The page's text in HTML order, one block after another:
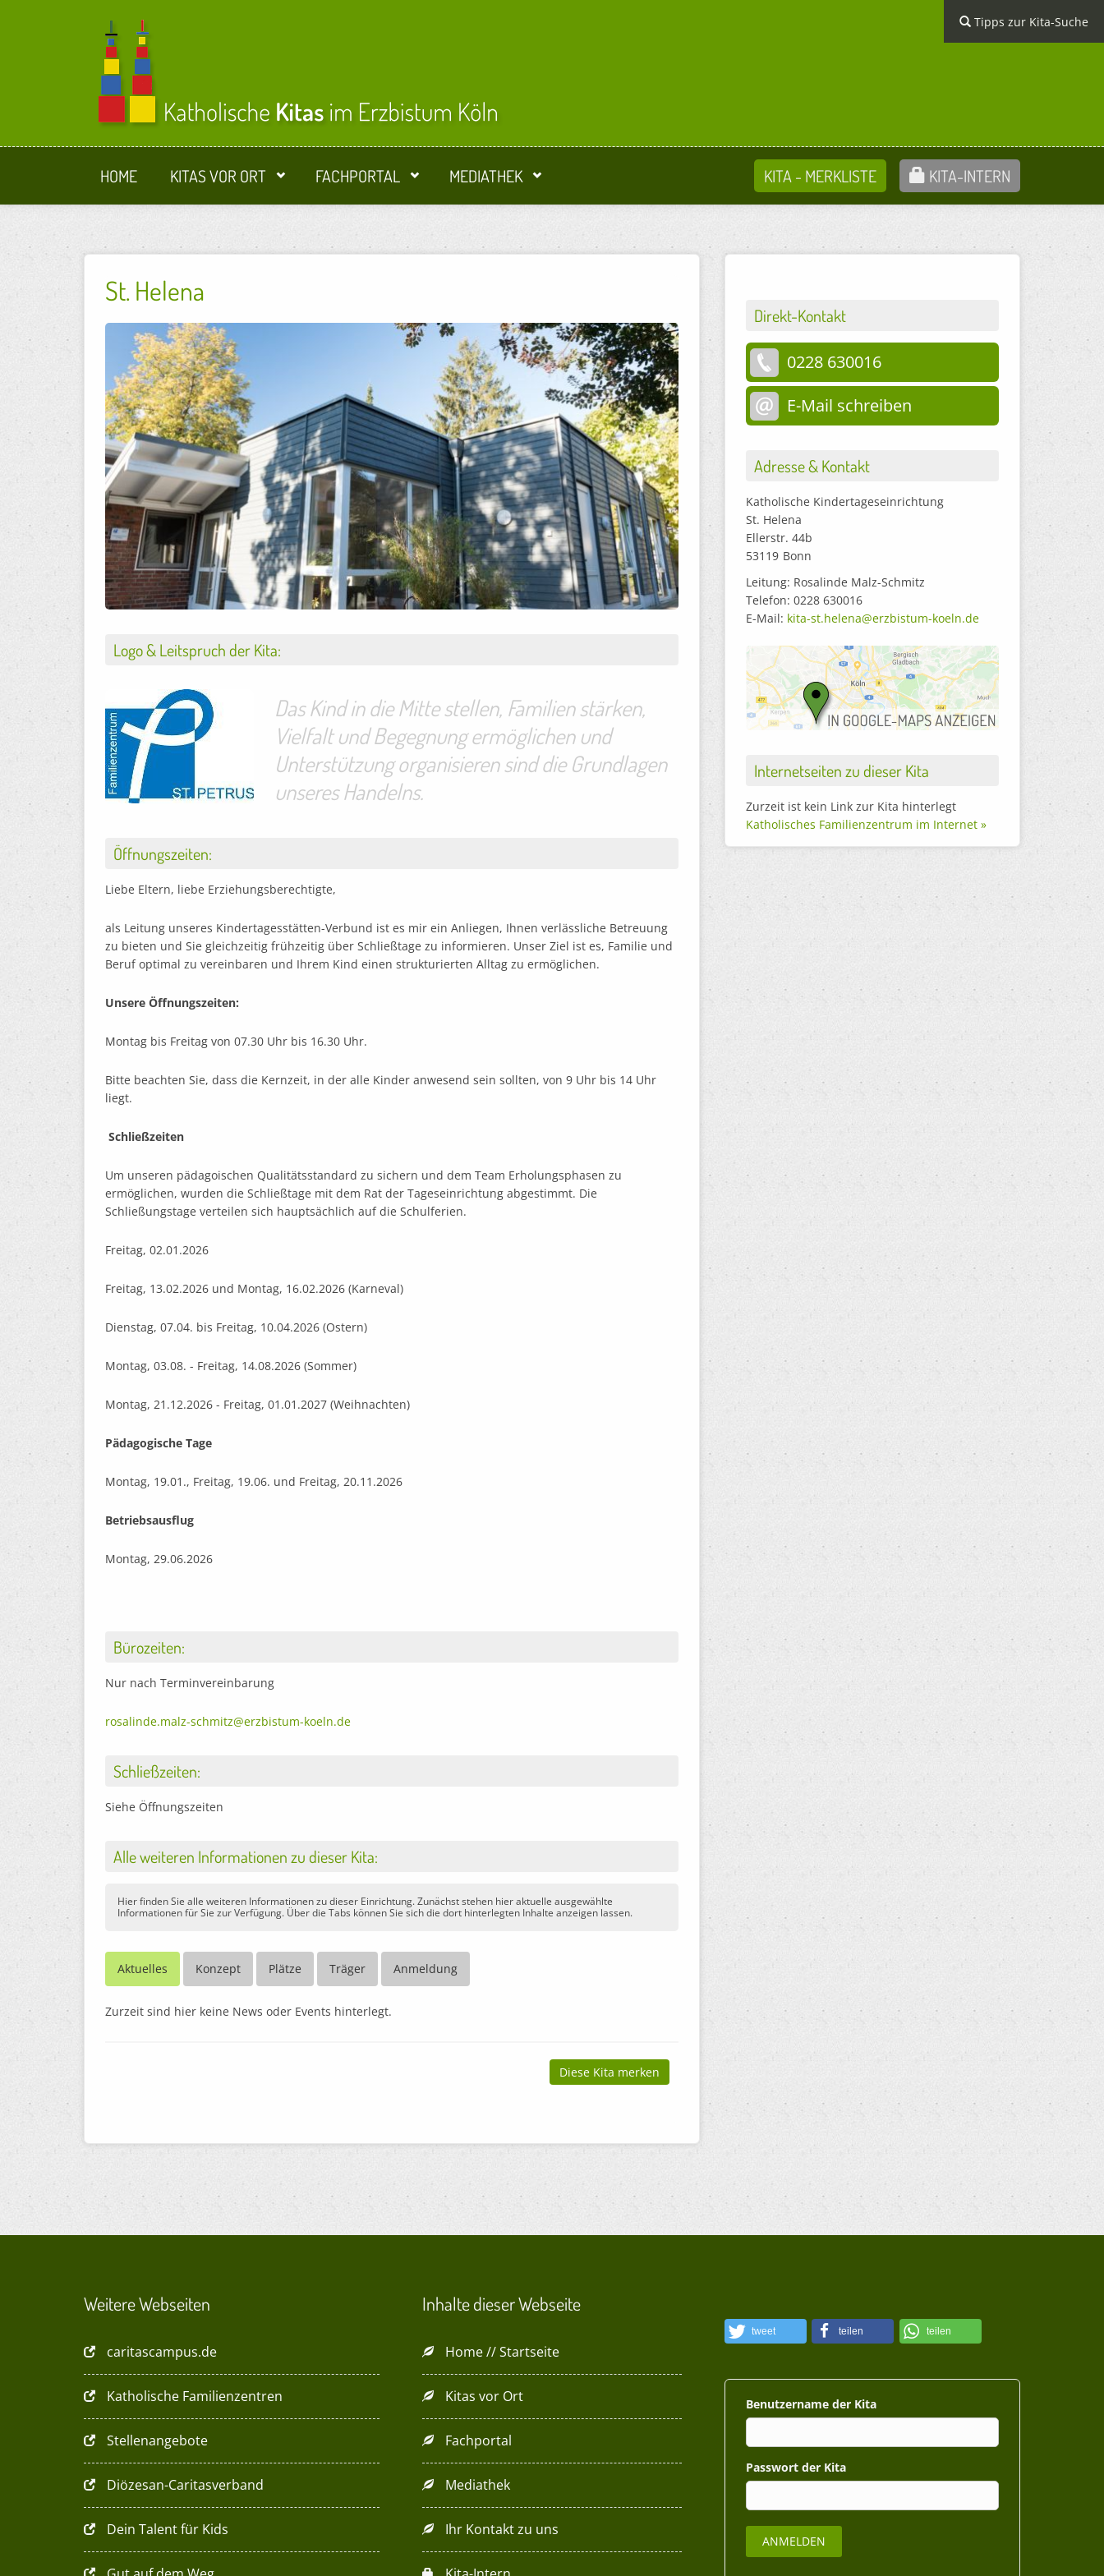
Tipps zur Kita-Suche
HOME KITAS VOR ORT FACHPORTAL MEDIATHEK KITA-INTERN
KITA - MERKLISTE
Direkt-Kontakt
0228 630016
E-Mail schreiben
Adresse & Kontakt
Katholische Kindertageseinrichtung
St. Helena
Ellerstr. 44b
53119 Bonn
Leitung: Rosalinde Malz-Schmitz
Telefon: 0228 630016
E-Mail: kita-st.helena@erzbistum-koeln.de
Internetseiten zu dieser Kita
Zurzeit ist kein Link zur Kita hinterlegt
Katholisches Familienzentrum im Internet »
St. Helena
Logo & Leitspruch der Kita:
Das Kind in die Mitte stellen, Familien stärken,
Vielfalt und Begegnung ermöglichen und
Unterstützung organisieren sind die Grundlagen
unseres Handelns.
Öffnungszeiten:
Liebe Eltern, liebe Erziehungsberechtigte,
als Leitung unseres Kindertagesstätten-Verbund ist es mir ein Anliegen, Ihnen verlässliche Betreuung
zu bieten und Sie gleichzeitig frühzeitig über Schließtage zu informieren. Unser Ziel ist es, Familie und
Beruf optimal zu vereinbaren und Ihrem Kind einen strukturierten Alltag zu ermöglichen.
Unsere Öffnungszeiten:
Montag bis Freitag von 07.30 Uhr bis 16.30 Uhr.
Bitte beachten Sie, dass die Kernzeit, in der alle Kinder anwesend sein sollten, von 9 Uhr bis 14 Uhr
liegt.
Schließzeiten
Um unseren pädagoischen Qualitätsstandard zu sichern und dem Team Erholungsphasen zu
ermöglichen, wurden die Schließtage mit dem Rat der Tageseinrichtung abgestimmt. Die
Schließungstage verteilen sich hauptsächlich auf die Schulferien.
Freitag, 02.01.2026
Freitag, 13.02.2026 und Montag, 16.02.2026 (Karneval)
Dienstag, 07.04. bis Freitag, 10.04.2026 (Ostern)
Montag, 03.08. - Freitag, 14.08.2026 (Sommer)
Montag, 21.12.2026 - Freitag, 01.01.2027 (Weihnachten)
Pädagogische Tage
Montag, 19.01., Freitag, 19.06. und Freitag, 20.11.2026
Betriebsausflug
Montag, 29.06.2026
Bürozeiten:
Nur nach Terminvereinbarung
rosalinde.malz-schmitz@erzbistum-koeln.de
Schließzeiten:
Siehe Öffnungszeiten
Alle weiteren Informationen zu dieser Kita:
Hier finden Sie alle weiteren Informationen zu dieser Einrichtung. Zunächst stehen hier aktuelle ausgewählte
Informationen für Sie zur Verfügung. Über die Tabs können Sie sich die dort hinterlegten Inhalte anzeigen lassen.
Aktuelles Konzept Plätze Träger Anmeldung
Zurzeit sind hier keine News oder Events hinterlegt.
Diese Kita merken
Weitere Webseiten
caritascampus.de
Katholische Familienzentren
Stellenangebote
Diözesan-Caritasverband
Dein Talent für Kids
Inhalte dieser Webseite
Home // Startseite
Kitas vor Ort
Fachportal
Mediathek
Ihr Kontakt zu uns
tweet teilen teilen
Benutzername
Passwort